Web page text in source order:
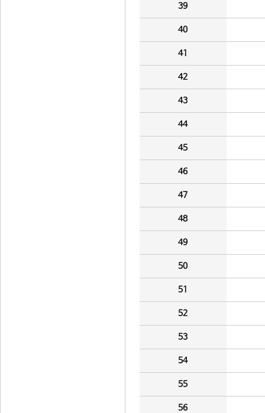
39
40
41
42
43
44
45
46
47
48
49
50
51
52
53
54
55
56